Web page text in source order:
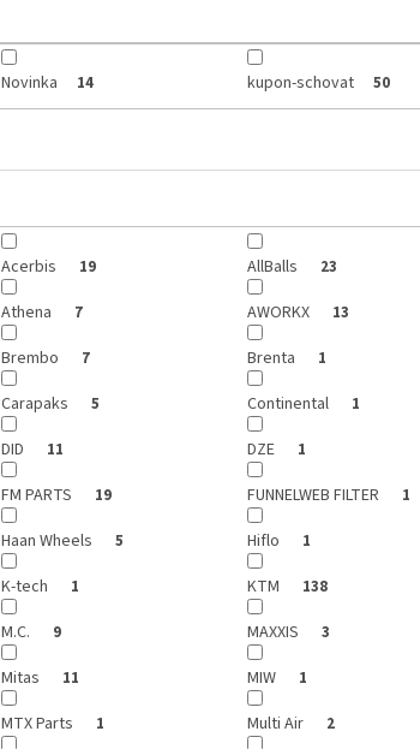
Novinka 14 kupon-schovat 50
Acerbis 19 AllBalls 23
Athena 7 AWORKX 13
Brembo 7 Brenta 1
Carapaks 5 Continental 1
DID 11 DZE 1
FM PARTS 19 FUNNELWEB FILTER 1
Haan Wheels 5 Hiflo 1
K-tech 1 KTM 138
M.C. 9 MAXXIS 3
Mitas 11 MIW 1
MTX Parts 1 Multi Air 2